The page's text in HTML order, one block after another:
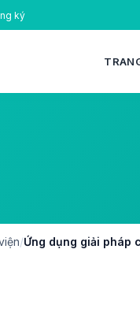
ký
/Ứng dụng giải pháp